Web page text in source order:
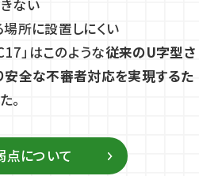
ない
場所に設置しにくい
」はこのような従来のU字型さ
安全な不審者対応を実現するた
。
点について